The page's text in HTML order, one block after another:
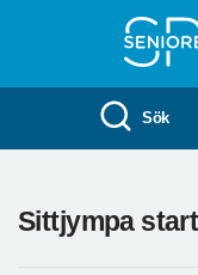
Sök
Sittjympa